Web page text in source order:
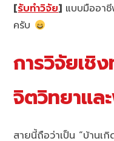
[รับทำวิจัย] แบบมืออา
ครับ
การวิจัยเชิ
จิตวิทยาแล
สายนี้ถือว่าเป็น “บ้านเ